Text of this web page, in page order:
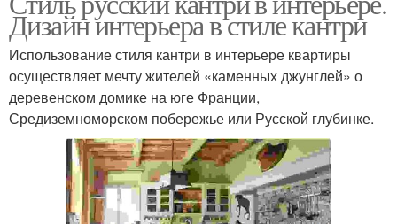
Дизайн интерьера в стиле кантри
Использование стиля кантри в интерьере квартиры
осуществляет мечту жителей «каменных джунглей» о
деревенском домике на юге Франции,
Средиземноморском побережье или Русской глубинке.